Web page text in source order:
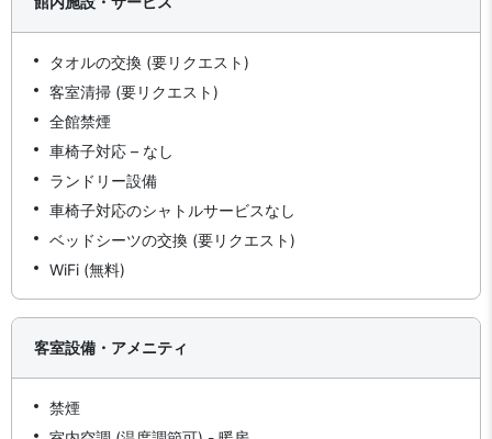
タオルの交換 (要リクエスト)
客室清掃 (要リクエスト)
全館禁煙
車椅子対応 – なし
ランドリー設備
車椅子対応のシャトルサービスなし
ベッドシーツの交換 (要リクエスト)
WiFi (無料)
客室設備・アメニティ
禁煙